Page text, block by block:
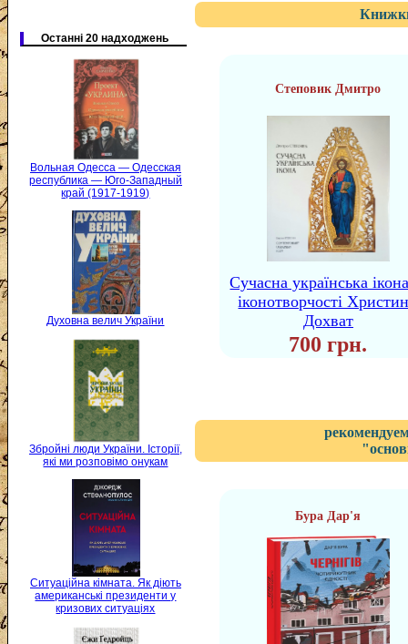
Останні 20 надходжень
Вольная Одесса — Одесская
республика — Юго-Западный
край (1917-1919)
Духовна велич України
Збройні люди України. Історії,
які ми розповімо онукам
Ситуаційна кімната. Як діють
американські президенти у
кризових ситуаціях
Степовик Дмитро
Сучасна українська
іконотворчості
Дохват
700 грн.
Бура Дар'я